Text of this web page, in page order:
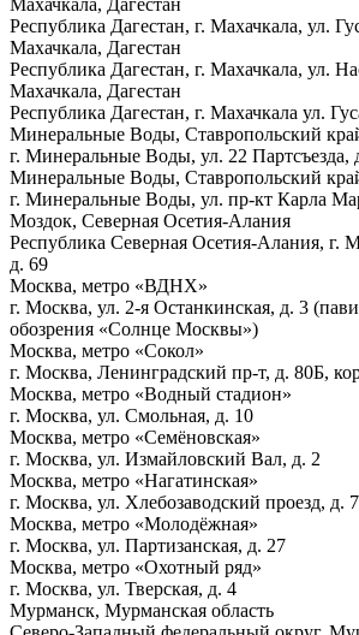
Махачкала, Дагестан
Республика Дагестан, г. Махачкала, ул.
Махачкала, Дагестан
Республика Дагестан, г. Махачкала, ул.
Махачкала, Дагестан
Республика Дагестан, г. Махачкала ул.
Минеральные Воды, Ставропольский
г. Минеральные Воды, ул. 22 Партсъезда,
Минеральные Воды, Ставропольский
г. Минеральные Воды, ул. пр-кт Карла
Моздок, Северная Осетия-Алания
Республика Северная Осетия-Алания, г.
д. 69
Москва, метро «ВДНХ»
г. Москва, ул. 2-я Останкинская, д. 3
обозрения «Солнце Москвы»)
Москва, метро «Сокол»
г. Москва, Ленинградский пр-т, д. 80Б,
Москва, метро «Водный стадион»
г. Москва, ул. Смольная, д. 10
Москва, метро «Семёновская»
г. Москва, ул. Измайловский Вал, д. 2
Москва, метро «Нагатинская»
г. Москва, ул. Хлебозаводский проезд, д.
Москва, метро «Молодёжная»
г. Москва, ул. Партизанская, д. 27
Москва, метро «Охотный ряд»
г. Москва, ул. Тверская, д. 4
Мурманск, Мурманская область